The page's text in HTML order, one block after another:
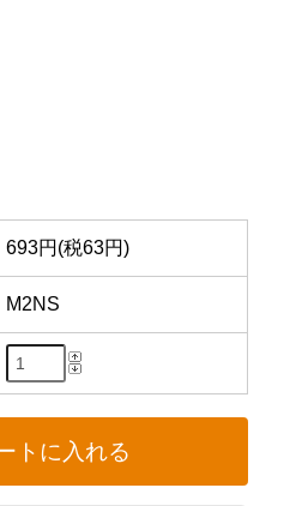
693円(税63円)
M2NS
トに入れる